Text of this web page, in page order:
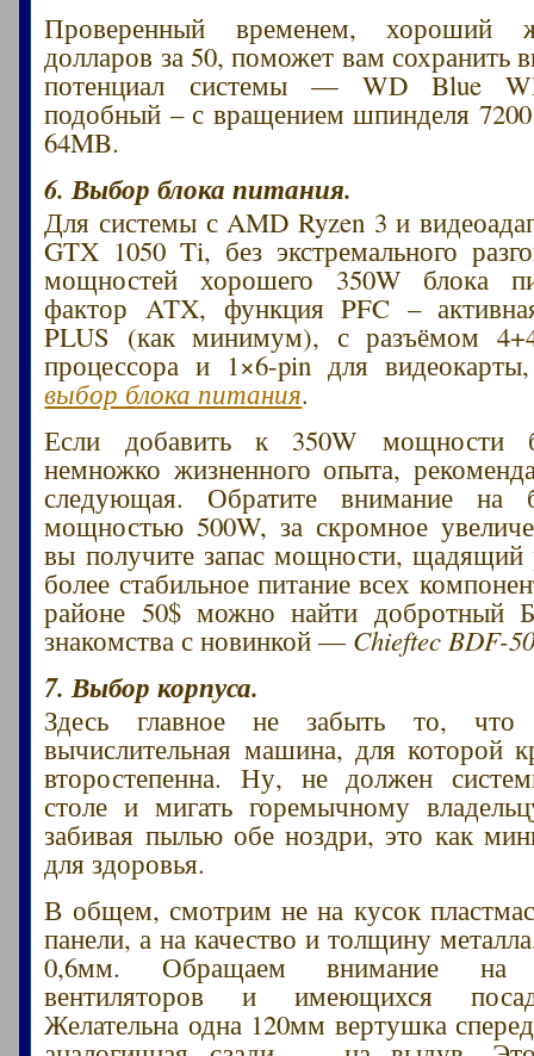
Проверенный временем, хороший
долларов за 50, поможет вам сохранить
потенциал системы — WD Blue
подобный – с вращением шпинделя
64MB.
6. Выбор блока питания.
Для системы с AMD Ryzen 3 и
GTX 1050 Ti, без экстремального
мощностей хорошего 350W блока
фактор ATX, функция PFC –
PLUS (как минимум), с разъёмом
процессора и 1×6-pin для
выбор блока питания.
Если добавить к 350W мощности
немножко жизненного опыта,
следующая. Обратите внимание на
мощностью 500W, за скромное
вы получите запас мощности,
более стабильное питание всех
районе 50$ можно найти добротный
знакомства с новинкой — Chieftec BDF-
7. Выбор корпуса.
Здесь главное не забыть то,
вычислительная машина, для которой
второстепенна. Ну, не должен
столе и мигать горемычному
забивая пылью обе ноздри, это как
для здоровья.
В общем, смотрим не на кусок
панели, а на качество и толщину
0,6мм. Обращаем внимание на
вентиляторов и имеющихся
Желательна одна 120мм вертушка